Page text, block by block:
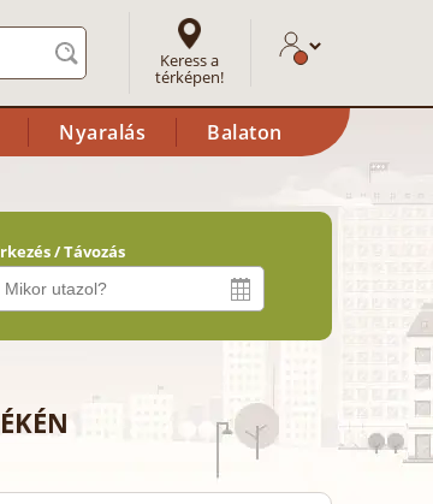
Keress a
térképen!
Nyaralás Balaton
/ Távozás